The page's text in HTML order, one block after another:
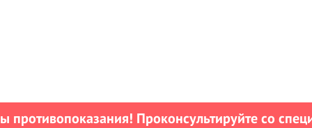
противопоказания! Проконсультируйте со